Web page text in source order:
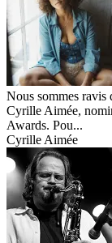
Nous sommes ravis
Cyrille Aimée,
Awards. Pou...
Cyrille Aimée